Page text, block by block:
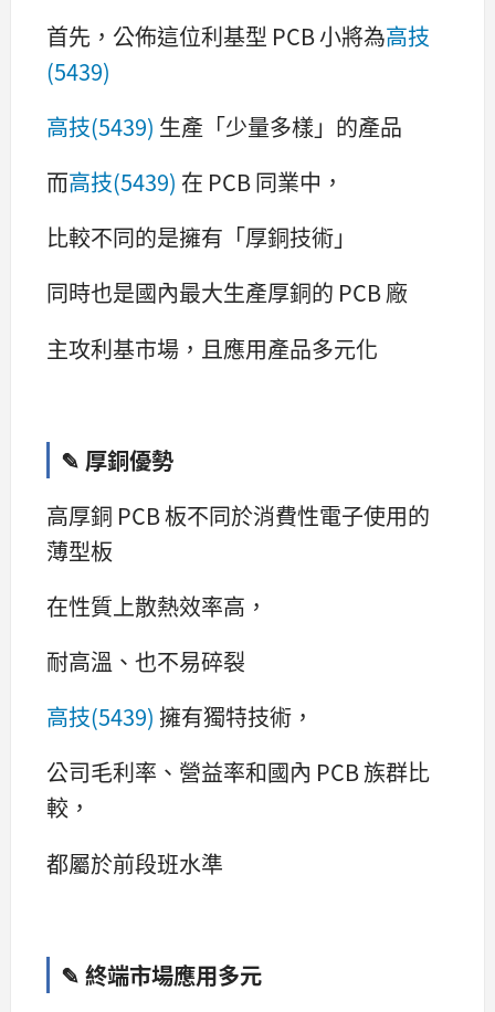
首先，公佈這位利基型 PCB 小將為高技
(5439)
高技(5439) 生產「少量多樣」的產品
而高技(5439) 在 PCB 同業中，
比較不同的是擁有「厚銅技術」
同時也是國內最大生產厚銅的 PCB 廠
主攻利基市場，且應用產品多元化
✎ 厚銅優勢
高厚銅 PCB 板不同於消費性電子使用的
薄型板
在性質上散熱效率高，
耐高溫、也不易碎裂
高技(5439) 擁有獨特技術，
公司毛利率、營益率和國內 PCB 族群比
較，
都屬於前段班水準
✎ 終端市場應用多元